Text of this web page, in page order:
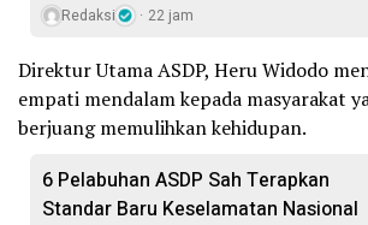
Redaksi 22 jam
Direktur Utama ASDP, Heru Widodo
empati mendalam kepada masyarakat
berjuang memulihkan kehidupan.
6 Pelabuhan ASDP Sah Terapkan
Standar Baru Keselamatan Nasional